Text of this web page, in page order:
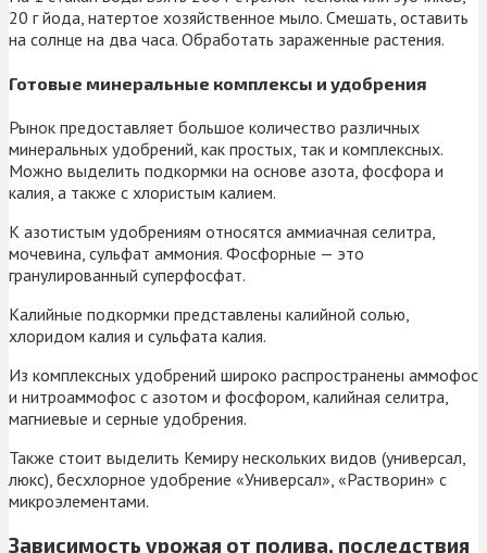
20 г йода, натертое хозяйственное мыло. Смешать, оставить
на солнце на два часа. Обработать зараженные растения.
Готовые минеральные комплексы и удобрения
Рынок предоставляет большое количество различных
минеральных удобрений, как простых, так и комплексных.
Можно выделить подкормки на основе азота, фосфора и
калия, а также с хлористым калием.
К азотистым удобрениям относятся аммиачная селитра,
мочевина, сульфат аммония. Фосфорные — это
гранулированный суперфосфат.
Калийные подкормки представлены калийной солью,
хлоридом калия и сульфата калия.
Из комплексных удобрений широко распространены аммофос
и нитроаммофос с азотом и фосфором, калийная селитра,
магниевые и серные удобрения.
Также стоит выделить Кемиру нескольких видов (универсал,
люкс), бесхлорное удобрение «Универсал», «Растворин» с
микроэлементами.
Зависимость урожая от полива, последствия